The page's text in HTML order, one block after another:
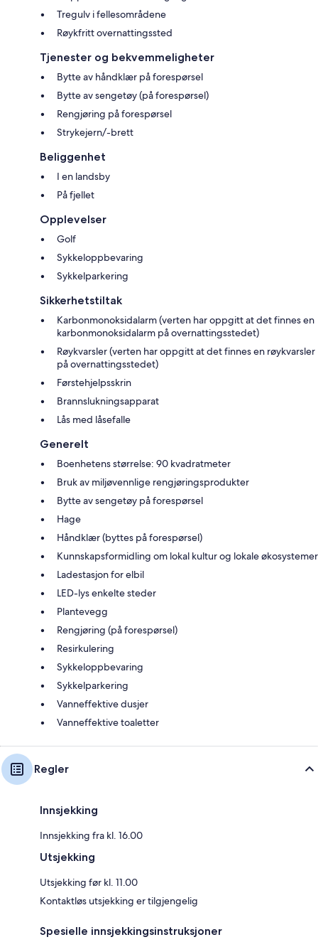
Tregulv i fellesområdene
Røykfritt overnattingssted
Tjenester og bekvemmeligheter
Bytte av håndklær på forespørsel
Bytte av sengetøy (på forespørsel)
Rengjøring på forespørsel
Strykejern/-brett
Beliggenhet
I en landsby
På fjellet
Opplevelser
Golf
Sykkeloppbevaring
Sykkelparkering
Sikkerhetstiltak
Karbonmonoksidalarm (verten har oppgitt at det finnes en
karbonmonoksidalarm på overnattingsstedet)
Røykvarsler (verten har oppgitt at det finnes en røykvarsler
på overnattingsstedet)
Førstehjelpsskrin
Brannslukningsapparat
Lås med låsefalle
Generelt
Boenhetens størrelse: 90 kvadratmeter
Bruk av miljøvennlige rengjøringsprodukter
Bytte av sengetøy på forespørsel
Hage
Håndklær (byttes på forespørsel)
Kunnskapsformidling om lokal kultur og lokale økosystemer
Ladestasjon for elbil
LED-lys enkelte steder
Plantevegg
Rengjøring (på forespørsel)
Resirkulering
Sykkeloppbevaring
Sykkelparkering
Vanneffektive dusjer
Vanneffektive toaletter
Regler
Innsjekking
Innsjekking fra kl. 16.00
Utsjekking
Utsjekking før kl. 11.00
Kontaktløs utsjekking er tilgjengelig
Spesielle innsjekkingsinstruksjoner